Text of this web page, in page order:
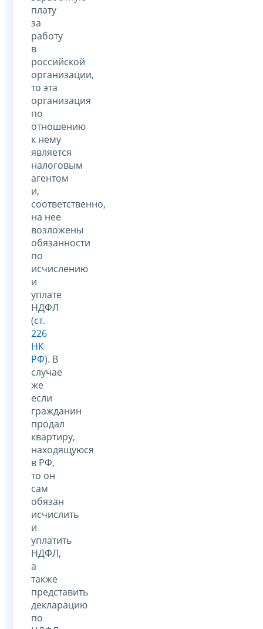
плату
за
работу
в
российской
организации,
то эта
организация
по
отношению
к нему
является
налоговым
агентом
и,
соответственно,
на нее
возложены
обязанности
по
исчислению
и
уплате
НДФЛ
(ст.
226
НК
РФ). В
случае
же
если
гражданин
продал
квартиру,
находящуюся
в РФ,
то он
сам
обязан
исчислить
и
уплатить
НДФЛ,
а
также
представить
декларацию
по